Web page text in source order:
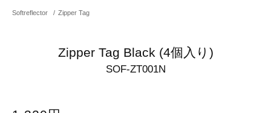
Softreflector / Zipper Tag
Zipper Tag Black (4個入り)
SOF-ZT001N